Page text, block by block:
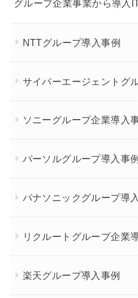
グループ企業事業から導入
NTTグループ導入事例
サイバーエージェントグ
ソニーグループ企業導入
パーソルグループ導入事
パナソニックグループ導
リクルートグループ企業
楽天グループ導入事例